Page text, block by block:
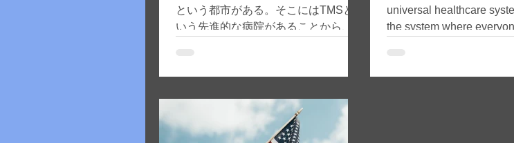
という都市がある。そこにはTMSと
いう先進的な病院があることから、世
般の人の心臓の半分の大きさほどしか
付け足すことで余命を長くする、など
と...
universal healthcare
the system where